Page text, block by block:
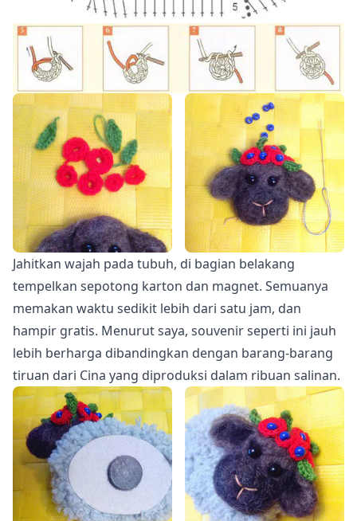
Jahitkan wajah pada tubuh, di bagian belakang
tempelkan sepotong karton dan magnet. Semuanya
memakan waktu sedikit lebih dari satu jam, dan
hampir gratis. Menurut saya, souvenir seperti ini jauh
lebih berharga dibandingkan dengan barang-barang
tiruan dari Cina yang diproduksi dalam ribuan salinan.